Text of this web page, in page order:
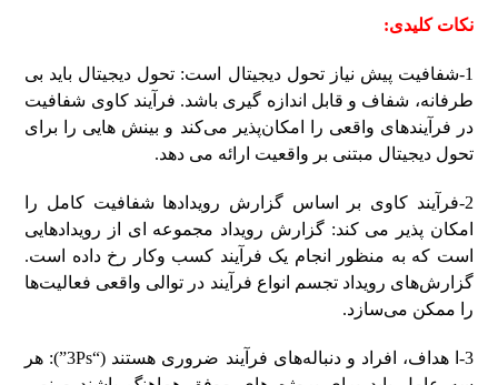
نکات کلیدی:
1-شفافیت پیش نیاز تحول دیجیتال است: تحول دیجیتال باید بی
طرفانه، شفاف و قابل اندازه گیری باشد. فرآیند کاوی شفافیت
در فرآیندهای واقعی را امکان‌پذیر می‌کند و بینش هایی را برای
تحول دیجیتال مبتنی بر واقعیت ارائه می دهد.
2-فرآیند کاوی بر اساس گزارش رویدادها شفافیت کامل را
امکان پذیر می کند: گزارش رویداد مجموعه ای از رویدادهایی
است که به منظور انجام یک فرآیند کسب وکار رخ داده است.
گزارش‌های رویداد تجسم انواع فرآیند در توالی واقعی فعالیت‌ها
را ممکن می‌سازد.
3-ا هداف، افراد و دنباله‌های فرآیند ضروری هستند (“3Ps”): هر